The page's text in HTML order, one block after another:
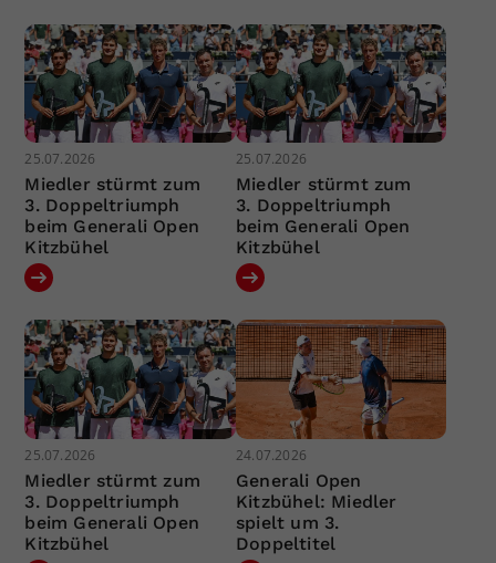
25.07.2026
Miedler stürmt zum
3. Doppeltriumph
beim Generali Open
Kitzbühel
25.07.2026
Miedler stürmt zum
3. Doppeltriumph
beim Generali Open
Kitzbühel
25.07.2026
Miedler stürmt zum
3. Doppeltriumph
beim Generali Open
Kitzbühel
24.07.2026
Generali Open
Kitzbühel: Miedler
spielt um 3.
Doppeltitel